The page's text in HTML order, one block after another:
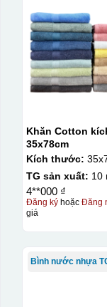
Khăn Cotton
35x78cm
Kích thước:
TG sản xuất: 10
4**000 ₫
Đăng kýhoặc Đăng
giá
Bình nước nhựa